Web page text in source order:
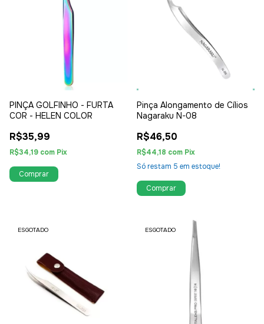
PINÇA GOLFINHO - FURTA
COR - HELEN COLOR
R$35,99
R$34,19 com Pix
Pinça Alongamento de Cílios
Nagaraku N-08
R$46,50
R$44,18 com Pix
Só restam 5 em estoque!
ESGOTADO ESGOTADO